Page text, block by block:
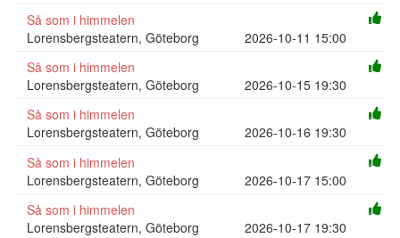
Så som i himmelen
Lorensbergsteatern, Göteborg
2026-10-11 15:00
Så som i himmelen
Lorensbergsteatern, Göteborg
2026-10-15 19:30
Så som i himmelen
Lorensbergsteatern, Göteborg
2026-10-16 19:30
Så som i himmelen
Lorensbergsteatern, Göteborg
2026-10-17 15:00
Så som i himmelen
Lorensbergsteatern, Göteborg
2026-10-17 19:30